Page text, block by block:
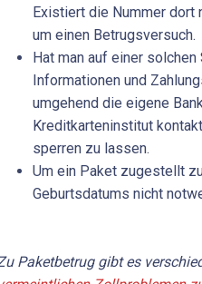
Existiert die Nummer dort
um einen Betrugsversuch.
Hat man auf einer
Informationen und
umgehend die eigene
Kreditkarteninstitut
sperren zu lassen.
Um ein Paket zugestellt
Geburtsdatums nicht
Paketbetrug gibt es